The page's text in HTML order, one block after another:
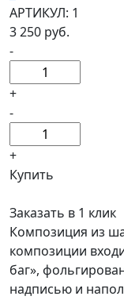
АРТИКУЛ: 1
3 250 руб.
-
+
-
+
Купить
Заказать в 1 клик
Композиция из
композиции
баг»,
надписью и